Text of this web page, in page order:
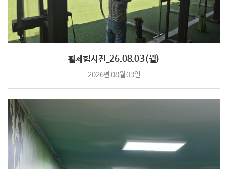
활체험사진_26.08.03(월)
2026년 08월 03일